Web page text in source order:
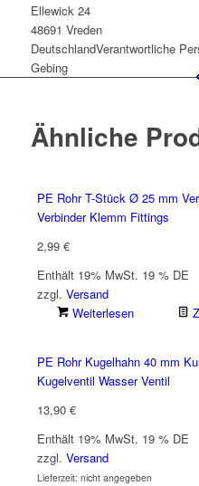
Ellewick 24
48691 Vreden
DeutschlandVerantwortliche
Gebing
Ähnliche
PE Rohr T-Stück Ø 25 mm
Verbinder Klemm Fittings
2,99 €
Enthält 19% MwSt. 19 % DE
zzgl. Versand
Weiterlesen
PE Rohr Kugelhahn 40 mm
Kugelventil Wasser Ventil
13,90 €
Enthält 19% MwSt. 19 % DE
zzgl. Versand
Lieferzeit: nicht angegeben